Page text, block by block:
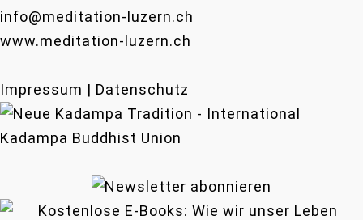
info@meditation-luzern.ch
www.meditation-luzern.ch
Impressum | Datenschutz